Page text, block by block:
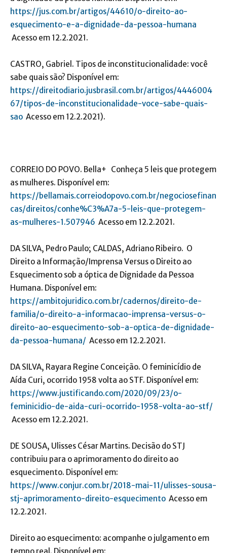
https://jus.com.br/artigos/44610/o-direito-ao-
esquecimento-e-a-dignidade-da-pessoa-humana
Acesso em 12.2.2021.
CASTRO, Gabriel. Tipos de inconstitucionalidade: você
sabe quais são? Disponível em:
https://direitodiario.jusbrasil.com.br/artigos/4446004
67/tipos-de-inconstitucionalidade-voce-sabe-quais-
sao Acesso em 12.2.2021).
CORREIO DO POVO. Bella+ Conheça 5 leis que protegem
as mulheres. Disponível em:
https://bellamais.correiodopovo.com.br/negociosefinan
cas/direitos/conhe%C3%A7a-5-leis-que-protegem-
as-mulheres-1.507946 Acesso em 12.2.2021.
DA SILVA, Pedro Paulo; CALDAS, Adriano Ribeiro. O
Direito a Informação/Imprensa Versus o Direito ao
Esquecimento sob a óptica de Dignidade da Pessoa
Humana. Disponível em:
https://ambitojuridico.com.br/cadernos/direito-de-
familia/o-direito-a-informacao-imprensa-versus-o-
direito-ao-esquecimento-sob-a-optica-de-dignidade-
da-pessoa-humana/ Acesso em 12.2.2021.
DA SILVA, Rayara Regine Conceição. O feminicídio de
Aída Curi, ocorrido 1958 volta ao STF. Disponível em:
https://www.justificando.com/2020/09/23/o-
feminicidio-de-aida-curi-ocorrido-1958-volta-ao-stf/
Acesso em 12.2.2021.
DE SOUSA, Ulisses César Martins. Decisão do STJ
contribuiu para o aprimoramento do direito ao
esquecimento. Disponível em:
https://www.conjur.com.br/2018-mai-11/ulisses-sousa-
stj-aprimoramento-direito-esquecimento Acesso em
12.2.2021.
Direito ao esquecimento: acompanhe o julgamento em